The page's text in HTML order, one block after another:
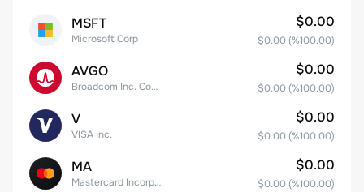
MSFT
Microsoft Corp
$0.00
$0.00 (%100.00)
AVGO
Broadcom Inc. Common Stock
$0.00
$0.00 (%100.00)
V
VISA Inc.
$0.00
$0.00 (%100.00)
MA
Mastercard Incorporated
$0.00
$0.00 (%100.00)